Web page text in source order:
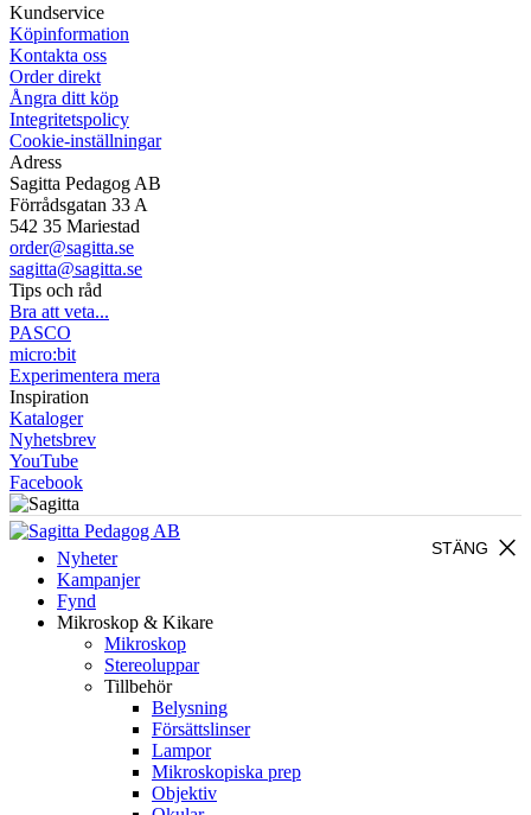
Kundservice
Köpinformation
Kontakta oss
Order direkt
Ångra ditt köp
Integritetspolicy
Cookie-inställningar
Adress
Sagitta Pedagog AB
Förrådsgatan 33 A
542 35 Mariestad
order@sagitta.se
sagitta@sagitta.se
Tips och råd
Bra att veta...
PASCO
micro:bit
Experimentera mera
Inspiration
Kataloger
Nyhetsbrev
YouTube
Facebook
close
STÄNG
Nyheter
Kampanjer
Fynd
Mikroskop & Kikare
Mikroskop
Stereoluppar
Tillbehör
Belysning
Försättslinser
Lampor
Mikroskopiska prep
Objektiv